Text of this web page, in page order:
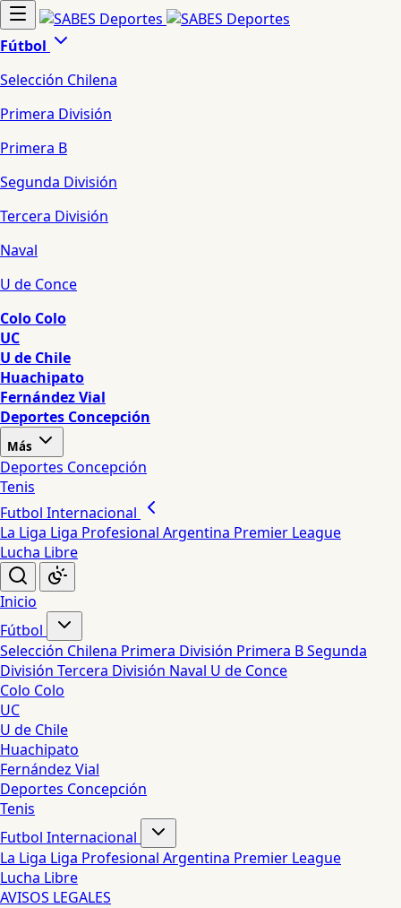
Fútbol
Selección Chilena
Primera División
Primera B
Segunda División
Tercera División
Naval
U de Conce
Colo Colo
UC
U de Chile
Huachipato
Fernández Vial
Deportes Concepción
Más
Deportes Concepción
Tenis
Futbol Internacional
La Liga Liga Profesional Argentina Premier League
Lucha Libre
Inicio
Fútbol
Selección Chilena Primera División Primera BSegunda
División Tercera División Naval U de Conce
Colo Colo
UC
U de Chile
Huachipato
Fernández Vial
Deportes Concepción
Tenis
Futbol Internacional
La Liga Liga Profesional Argentina Premier League
Lucha Libre
AVISOS LEGALES